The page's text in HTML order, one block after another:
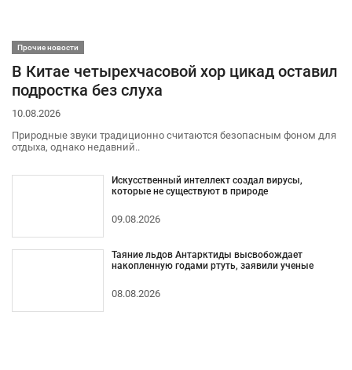
Прочие новости
В Китае четырехчасовой хор цикад оставил
подростка без слуха
10.08.2026
Природные звуки традиционно считаются безопасным фоном для
отдыха, однако недавний..
Искусственный интеллект создал вирусы,
которые не существуют в природе
09.08.2026
Таяние льдов Антарктиды высвобождает
накопленную годами ртуть, заявили ученые
08.08.2026